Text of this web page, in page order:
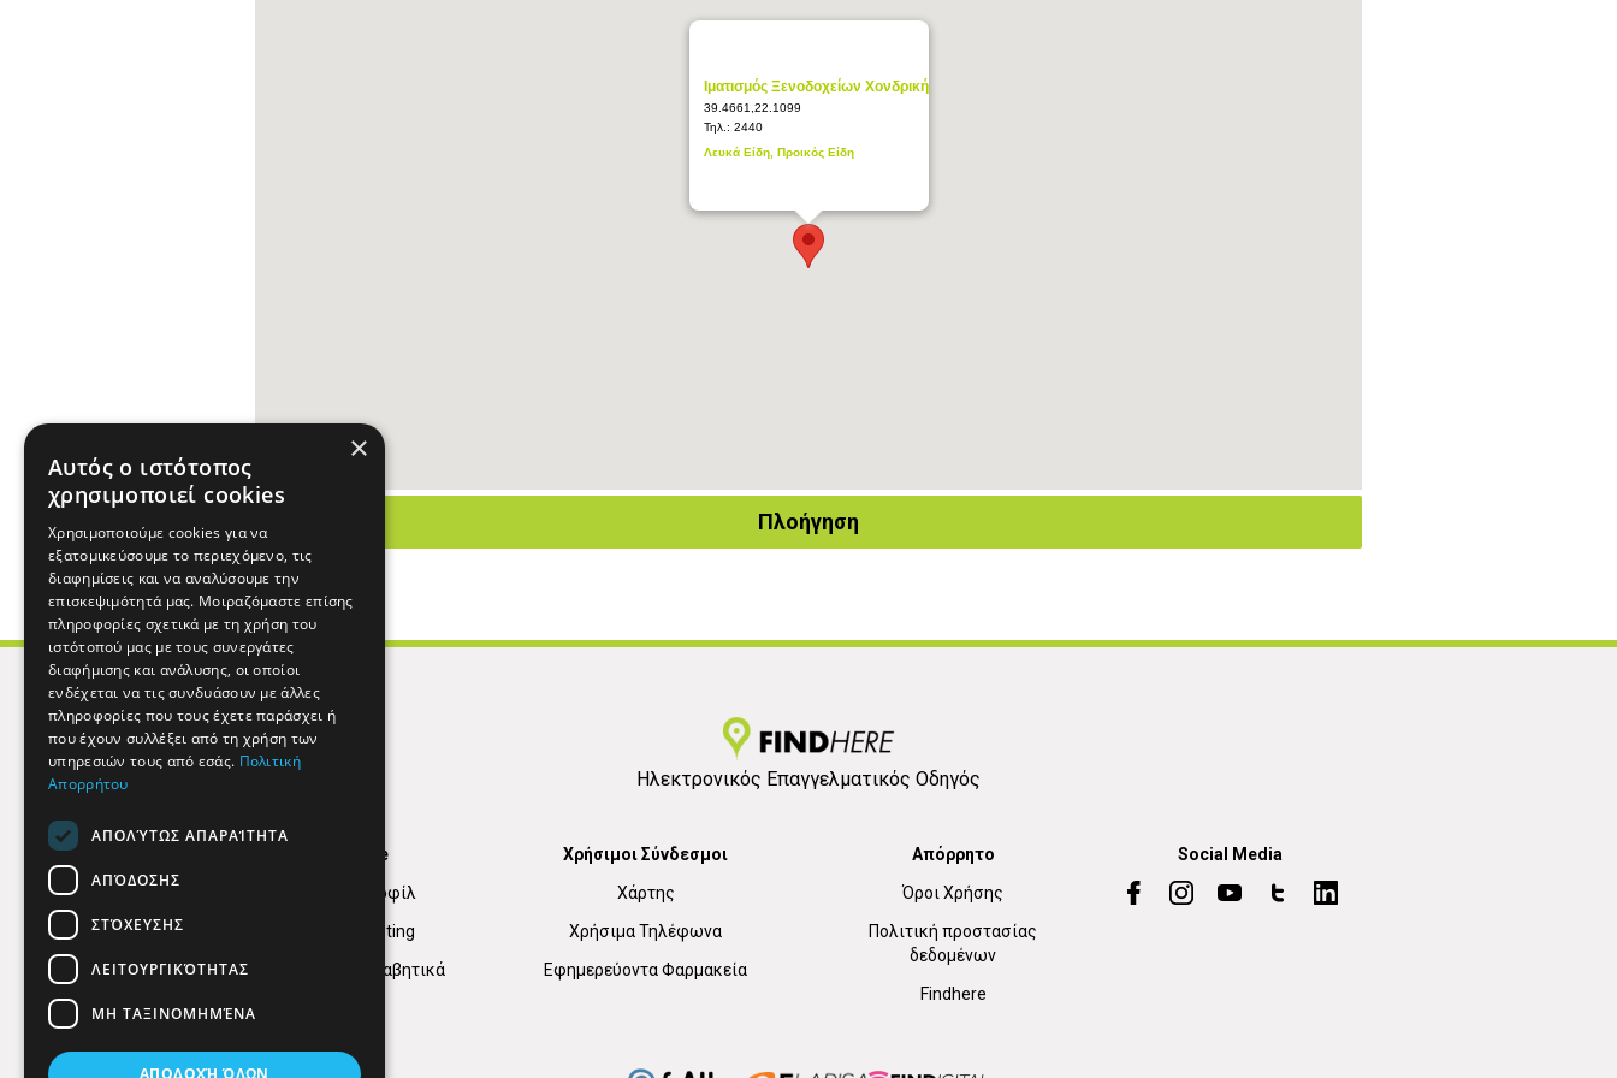
Ιματισμός Ξενοδοχείων Χονδρική
39.4661,22.1099
Τηλ.: 2440
Λευκά Είδη, Προικός Είδη
Πλοήγηση
Ηλεκτρονικός Επαγγελματικός Οδηγός
Find Here
Εταιρικό Προφίλ
Digital marketing
Κατηγορίες Αλφαβητικά
Χρήσιμοι Σύνδεσμοι
Χάρτης
Χρήσιμα Τηλέφωνα
Εφημερεύοντα Φαρμακεία
Απόρρητο
Όροι Χρήσης
Πολιτική προστασίας
δεδομένων
Findhere
Social Media
×
Αυτός ο ιστότοπος
χρησιμοποιεί cookies
Χρησιμοποιούμε cookies για να
εξατομικεύσουμε το περιεχόμενο, τις
διαφημίσεις και να αναλύσουμε την
επισκεψιμότητά μας. Μοιραζόμαστε επίσης
πληροφορίες σχετικά με τη χρήση του
ιστότοπού μας με τους συνεργάτες
διαφήμισης και ανάλυσης, οι οποίοι
ενδέχεται να τις συνδυάσουν με άλλες
πληροφορίες που τους έχετε παράσχει ή
που έχουν συλλέξει από τη χρήση των
υπηρεσιών τους από εσάς. Πολιτική
Απορρήτου
ΑΠΟΛΎΤΩΣ ΑΠΑΡΑΊΤΗΤΑ
ΑΠΌΔΟΣΗΣ
ΣΤΌΧΕΥΣΗΣ
ΛΕΙΤΟΥΡΓΙΚΌΤΗΤΑΣ
ΜΗ ΤΑΞΙΝΟΜΗΜΈΝΑ
ΑΠΟΔΟΧΉ ΌΛΩΝ